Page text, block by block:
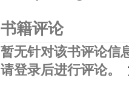
书籍评论
暂无针对该书评论信
请登录后进行评论。